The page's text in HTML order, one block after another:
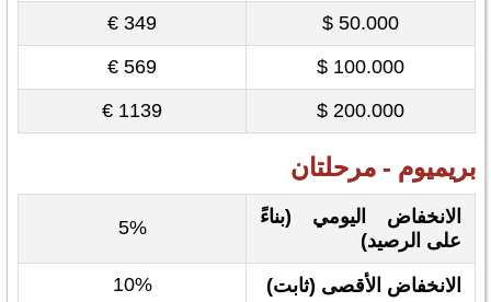
50.000 $
349 €
100.000 $
569 €
200.000 $
1139 €
بريميوم - مرحلتان
الانخفاض اليومي (بناءً
على الرصيد)
5%
الانخفاض الأقصى (ثابت) 10%